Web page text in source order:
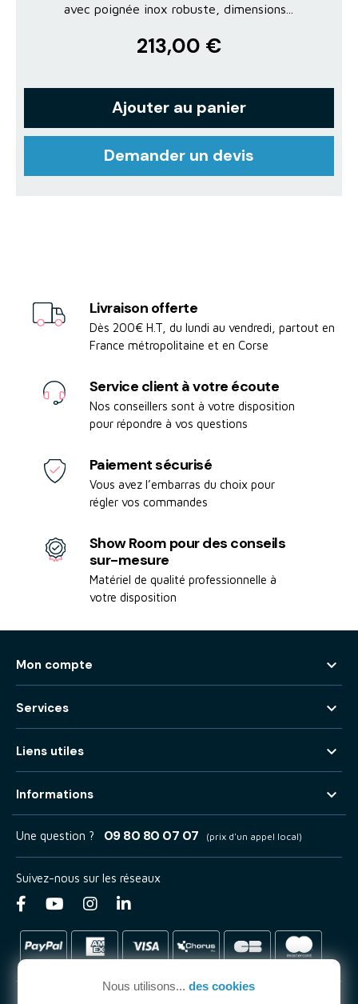
avec poignée inox robuste, dimensions...
213,00 €
Ajouter au panier
Demander un devis
Livraison offerte
Dès 200€ H.T, du lundi au vendredi, partout en
France métropolitaine et en Corse
Service client à votre écoute
Nos conseillers sont à votre disposition
pour répondre à vos questions
Paiement sécurisé
Vous avez l’embarras du choix pour
régler vos commandes
Show Room pour des conseils
sur-mesure
Matériel de qualité professionnelle à
votre disposition
Mon compte 
Services 
Liens utiles 
Informations 
Nous utilisons... des cookies
Une question ? 09 80 80 07 07 (prix d'un appel local)
Suivez-nous sur les réseaux